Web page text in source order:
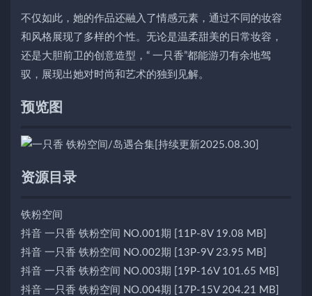
不仅如此，她的作品还融入了情感元素，通过不同的妆容
和风格展现了多样的个性。无论是温柔甜美的日常妆容，
还是大胆前卫的创意造型，“ 一只香”都能游刃有余地驾
驭，展现出她对时尚和艺术的独到见解。
预览图
资源目录
铁粉空间
抖音 一只香 铁粉空间 NO.001期 [11P-8V 19.08 MB]
抖音 一只香 铁粉空间 NO.002期 [13P-9V 23.95 MB]
抖音 一只香 铁粉空间 NO.003期 [19P-16V 101.65 MB]
抖音 一只香 铁粉空间 NO.004期 [17P-15V 204.21 MB]